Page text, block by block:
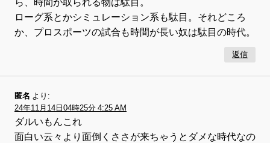
ローグ系とかシミュレーション系も駄目。それどころ
か、プロスポーツの試合も時間が長い奴は駄目の時代。
返信
匿名 より:
24年11月14日04時25分 4:25 AM
ダルいもんこれ
面白い云々より面倒くささが来ちゃうとダメな時代なの